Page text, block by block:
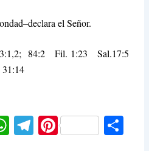
el Señor.
84:2 Fil. 1:23 Sal.17:5
W T Pi